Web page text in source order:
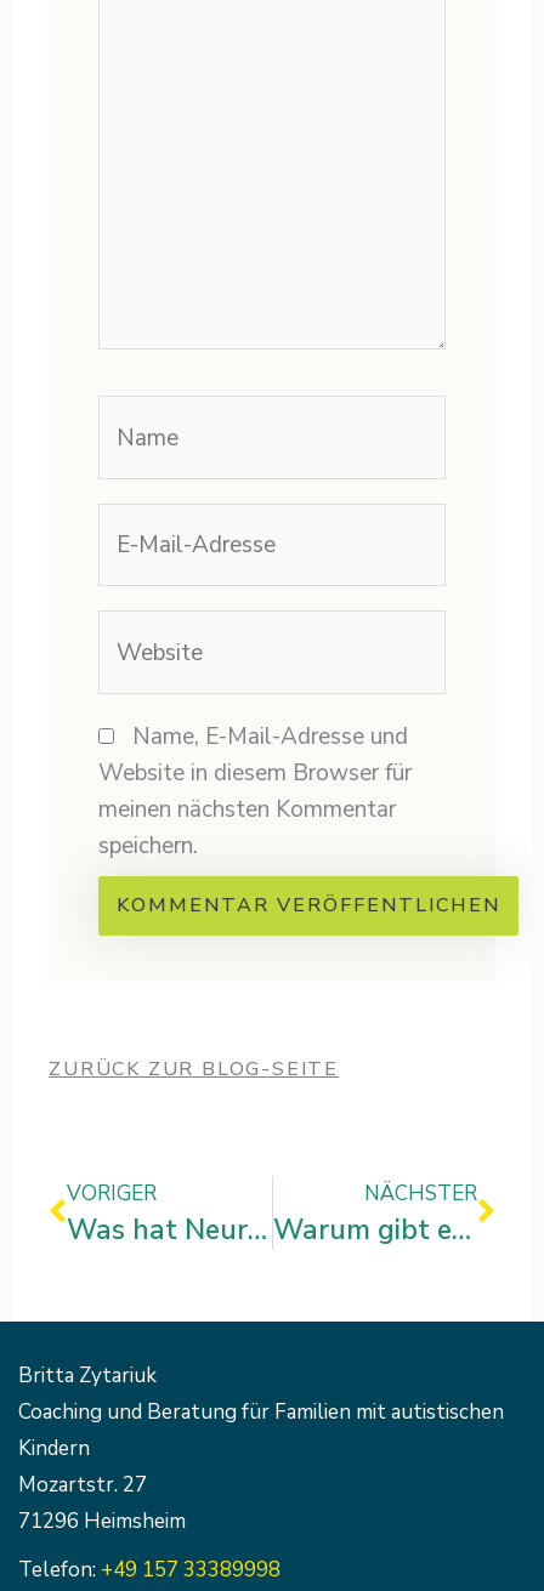
Mail-
Adresse
Name, E-Mail-Adresse und
Website in diesem Browser für
meinen nächsten Kommentar
speichern.
ZURÜCK ZUR BLOG-SEITE
Zurück
VORIGER
Was hat Neurodiversität mit Curry zu tun?
NÄCHSTER
Warum gibt es keinen neuen Artikel?
Britta Zytariuk
Coaching und Beratung für Familien mit autistischen
Kindern
Mozartstr. 27
71296 Heimsheim
Telefon: +49 157 33389998